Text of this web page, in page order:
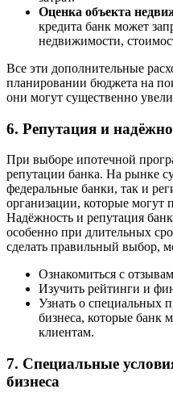
Оценка объекта
кредита банк может
недвижимости,
Все эти дополнительные
планировании бюджета на
они могут существенно
6. Репутация и
При выборе ипотечной
репутации банка. На рынке
федеральные банки, так и
организации, которые могут
Надёжность и репутация
особенно при длительных
сделать правильный выбор,
Ознакомиться с
Изучить рейтинги и
Узнать о специальных
бизнеса, которые банк
клиентам.
7. Специальные
бизнеса